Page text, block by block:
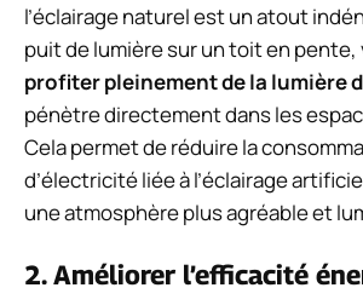
l’éclairage naturel est un atout
puit de lumière sur un toit en
profiter pleinement de la lumière
pénètre directement dans les
Cela permet de réduire la
d’électricité liée à l’éclairage
une atmosphère plus agréable et
2. Améliorer l’efficacité